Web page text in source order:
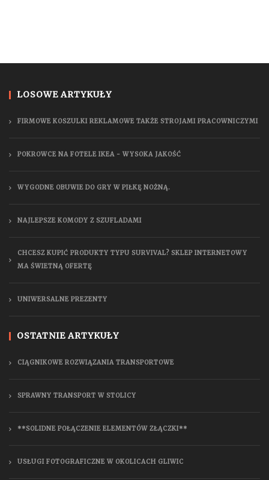
LOSOWE ARTYKUŁY
FIRMOWE KOSZULKI REKLAMOWE TAKŻE STROJAMI PRACOWNICZYMI
POKROWCE NA FOTELE IKEA - WYSOKA JAKOŚĆ
WYGODNE OBUWIE DO GRY W PIŁKĘ NOŻNĄ.
NAJLEPSZE KOMODY Z SZUFLADAMI
CHCESZ KUPIĆ PRODUKTY TYPU SURVIVAL? SKLEP INTERNETOWY
MA ŚWIETNĄ OFERTĘ
UNIWERSALNE PREZENTY
OSTATNIE ARTYKUŁY
CIĄGNIKOWE ROZWIĄZANIA TRANSPORTOWE
SPRAWNY TRANSPORT W STOLICY
**SOLIDNE POŁĄCZENIE ELEMENTÓW ZŁĄCZKI**
USŁUGI FOTOGRAFICZNE W OKOLICACH GLIWIC